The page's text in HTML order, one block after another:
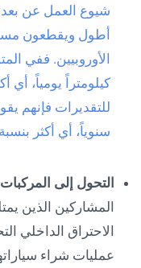
شيوع العمل عن بعد
أطول ويقطعون
سنوياً، أي أكثر بنسبة 38% من نظرائهم الأوروبيين.
التحول إلى المركبات
المشاركين الذين
الاحتراق الداخلي
عمليات شراء